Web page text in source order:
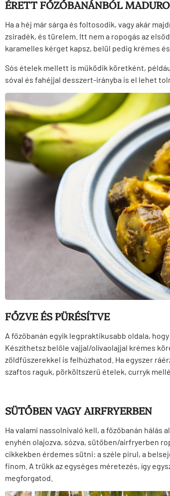
ÉRETT FŐZŐBANÁNBÓL
Ha a héj már sárga és foltosodik, vagy akár
zsiradék, és türelem. Itt nem a ropogás az
karamelles kérget kapsz, belül pedig krémes és
Sós ételek mellett is működik köretként,
sóval és fahéjjal desszert-irányba is el lehet
FŐZVE ÉS PÜRÉSÍTVE
A főzőbanán egyik legpraktikusabb oldala, hogy
Készíthetsz belőle vajjal/olívaolajjal krémes
zöldfűszerekkel is felhúzhatod. Ha egyszer
szaftos raguk, pörköltszerű ételek, curryk mellé
SÜTŐBEN VAGY AIRFRYERBEN
Ha valami nassolnivaló kell, a főzőbanán hálás
enyhén olajozva, sózva, sütőben/airfryerben
cikkekben érdemes sütni: a széle pirul, a
finom. A trükk az egységes méretezés, így
megforgatod.